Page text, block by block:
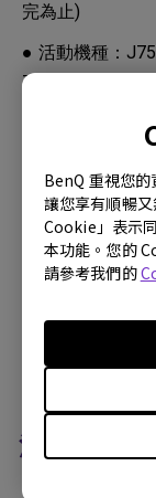
BenQ 重視您的
讓您享有順暢
Cookie」表示
本功能。您的
請參考我們的
完為止)
● 活動機種：
760(55型)/ E65-
J75-760/J65-
前盛會》遊戲
E65-750/E55-
*以上贈品將隨貨寄
活動機種